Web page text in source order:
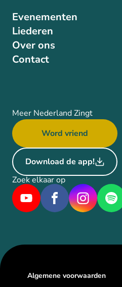
Evenementen
Liederen
Over ons
Contact
Meer Nederland Zingt
Word vriend
Download de app!
Zoek elkaar op
Algemene voorwaarden